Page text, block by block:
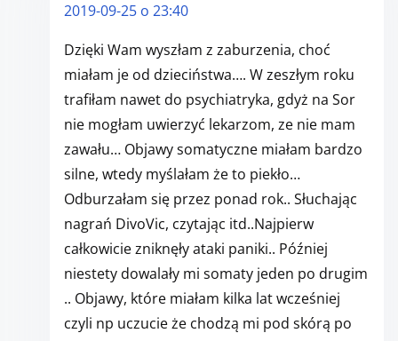
2019-09-25 o 23:40
Dzięki Wam wyszłam z zaburzenia, choć
miałam je od dzieciństwa…. W zeszłym roku
trafiłam nawet do psychiatryka, gdyż na Sor
nie mogłam uwierzyć lekarzom, ze nie mam
zawału… Objawy somatyczne miałam bardzo
silne, wtedy myślałam że to piekło…
Odburzałam się przez ponad rok.. Słuchając
nagrań DivoVic, czytając itd..Najpierw
całkowicie zniknęły ataki paniki.. Później
niestety dowalały mi somaty jeden po drugim
.. Objawy, które miałam kilka lat wcześniej
czyli np uczucie że chodzą mi pod skórą po